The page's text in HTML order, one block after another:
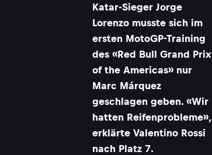
Katar-Sieger Jorge
Lorenzo musste sich im
ersten MotoGP-Training
des «Red Bull Grand Prix
of the Americas» nur
Marc Márquez
geschlagen geben. «Wir
hatten Reifenprobleme»,
erklärte Valentino Rossi
nach Platz 7.